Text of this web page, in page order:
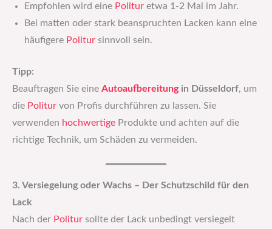
Empfohlen wird eine Politur etwa 1-2 Mal im Jahr.
Bei matten oder stark beanspruchten Lacken kann eine
häufigere Politur sinnvoll sein.
Tipp:
Beauftragen Sie eine Autoaufbereitungin Düsseldorf, um
die Politur von Profis durchführen zu lassen. Sie
verwenden hochwertige Produkte und achten auf die
richtige Technik, um Schäden zu vermeiden.
3. Versiegelung oder Wachs – Der Schutzschild für den
Lack
Nach der Politur sollte der Lack unbedingt versiegelt